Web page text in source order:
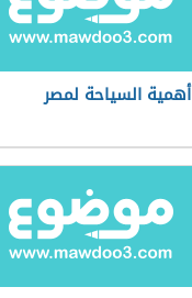
أهمية السياحة لمصر